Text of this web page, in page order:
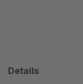
Details